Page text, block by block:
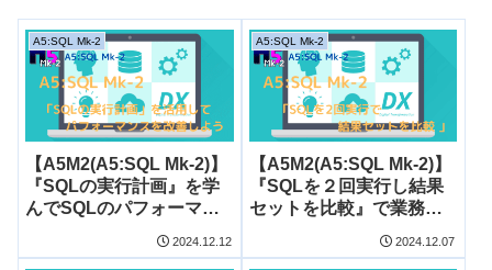
A5:SQL Mk-2
【A5M2(A5:SQL Mk-2)】
『SQLの実行計画』を学
んでSQLのパフォーマン
2024.12.12
A5:SQL Mk-2
【A5M2(A5:SQL Mk-2)】
『SQLを２回実行し結果
セットを比較』で業務の
2024.12.07